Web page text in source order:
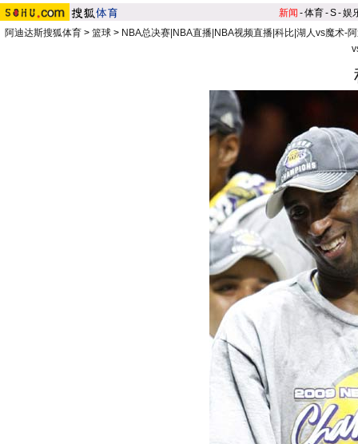
新闻 -体育-S-娱
阿迪达斯搜狐体育> 篮球> NBA总决赛|NBA直播|NBA视频直播|科比|湖人vs魔术-